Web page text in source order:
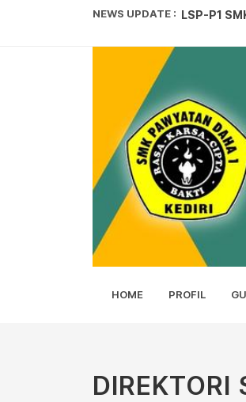
NEWS UPDATE : LSP-P1
SISWA
Juara
LOMBA
Syaban
Upacara
HOME PROFIL
DIREKTORI